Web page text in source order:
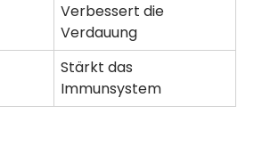
Verbessert die
Verdauung
Stärkt das
Immunsystem